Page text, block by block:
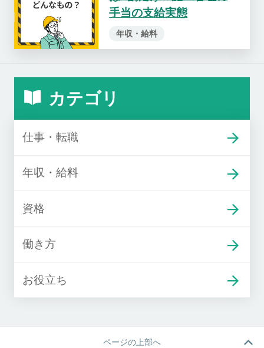
手当の支給実態
年収・給料
カテゴリ
仕事・転職
年収・給料
資格
働き方
お役立ち
ページの上部へ